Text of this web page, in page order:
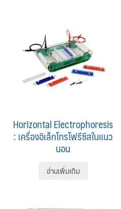
Horizontal Electrophoresis
: เครื่องอิเล็กโทรโฟรีซีสในแนว
นอน
อ่านเพิ่มเติม